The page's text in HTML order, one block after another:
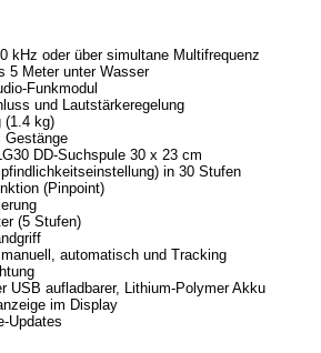
kHz oder über simultane Multifrequenz
5 Meter unter Wasser
Funkmodul
und Lautstärkeregelung
(1.4 kg)
Gestänge
DD-Suchspule 30 x 23 cm
in 30 Stufen
(Pinpoint)
(5 Stufen)
automatisch und Tracking
USB aufladbarer, Lithium-Polymer Akku
im Display
Updates